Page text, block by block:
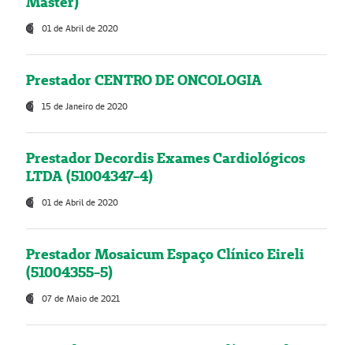
01 de Abril de 2020
Prestador CENTRO DE ONCOLOGIA
15 de Janeiro de 2020
Prestador Decordis Exames Cardiológicos
LTDA (51004347-4)
01 de Abril de 2020
Prestador Mosaicum Espaço Clínico Eireli
(51004355-5)
07 de Maio de 2021